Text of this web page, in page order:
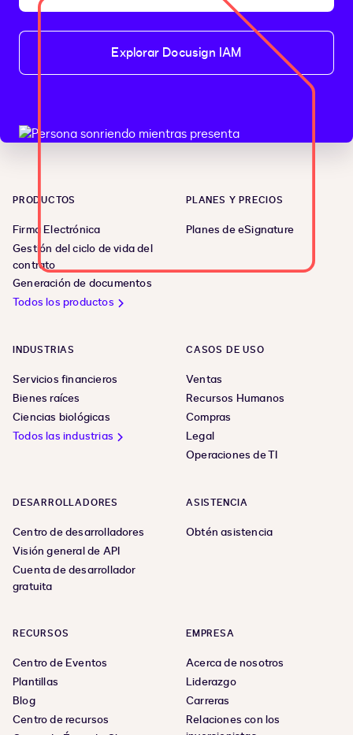
Explorar Docusign IAM
PRODUCTOS
Firma Electrónica
Gestión del ciclo de vida del
contrato
Generación de documentos
Todos los productos
PLANES Y PRECIOS
Planes de eSignature
INDUSTRIAS
Servicios financieros
Bienes raíces
Ciencias biológicas
Todos las industrias
CASOS DE USO
Ventas
Recursos Humanos
Compras
Legal
Operaciones de TI
DESARROLLADORES
Centro de desarrolladores
Visión general de API
Cuenta de desarrollador
gratuita
ASISTENCIA
Obtén asistencia
RECURSOS
Centro de Eventos
Plantillas
Blog
Centro de recursos
EMPRESA
Acerca de nosotros
Liderazgo
Carreras
Relaciones con los